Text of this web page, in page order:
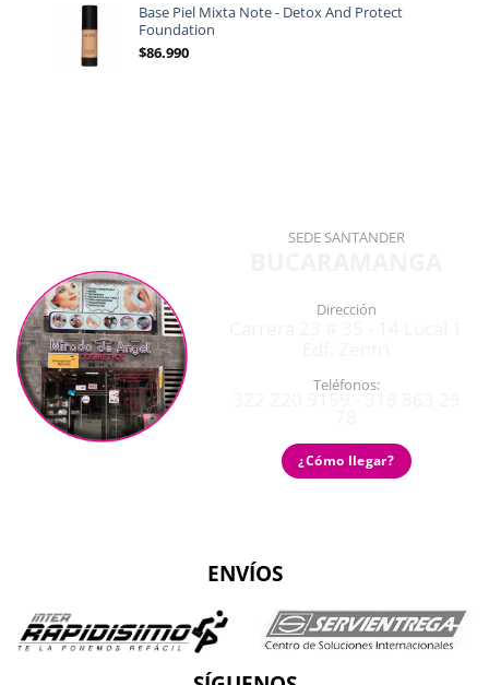
Base Piel Mixta Note - Detox And Protect
Foundation
$86.990
SEDE SANTANDER
Dirección
Teléfonos:
¿Cómo llegar?
ENVÍOS